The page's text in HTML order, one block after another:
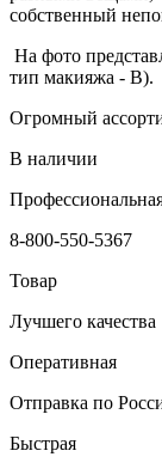
собственный
На фото
тип макияжа - В).
Огромный
В наличии
8-800-550-5367
Товар
Лучшего качества
Оперативная
Отправка по
Быстрая